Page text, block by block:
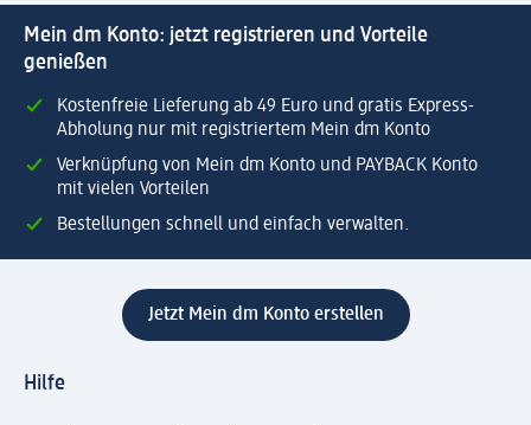
Mein dm Konto: jetzt registrieren und Vorteile
genießen
Kostenfreie Lieferung ab 49 Euro und gratis Express-
Abholung nur mit registriertem Mein dm Konto
Verknüpfung von Mein dm Konto und PAYBACK Konto
mit vielen Vorteilen
Bestellungen schnell und einfach verwalten.
Jetzt Mein dm Konto erstellen
Hilfe